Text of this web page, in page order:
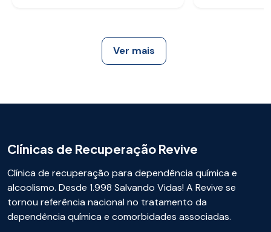
Ver mais
Clínicas de Recuperação Revive
Clínica de recuperação para dependência química e
alcoolismo. Desde 1.998 Salvando Vidas! A Revive se
tornou referência nacional no tratamento da
dependência química e comorbidades associadas.